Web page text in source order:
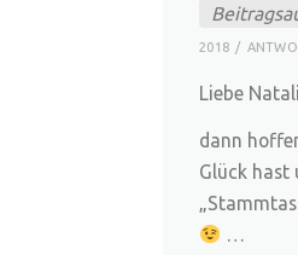
2018
Liebe
dann
Glück hast
…